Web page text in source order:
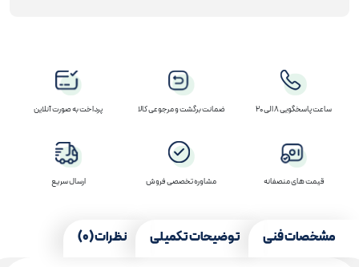
ساعت پاسخگویی 8 الی 20 ضمانت برگشت و مرجوعی کالا پرداخت به صورت آنلاین
قیمت های منصفانه مشاوره تخصصی فروش ارسال سریع
مشخصات فنی توضیحات تکمیلی نظرات (0)